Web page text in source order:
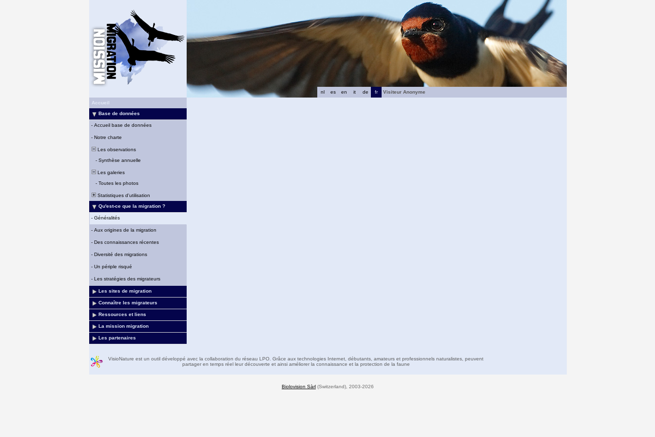
fr
de
it
en
es
nl
Visiteur Anonyme
Accueil
Base de données
- Accueil base de données
- Notre charte
Les observations
- Synthèse annuelle
Les galeries
- Toutes les photos
Statistiques d'utilisation
Qu'est-ce que la migration ?
- Généralités
- Aux origines de la migration
- Des connaissances récentes
- Diversité des migrations
- Un périple risqué
- Les stratégies des migrateurs
Les sites de migration
Connaître les migrateurs
Ressources et liens
La mission migration
Les partenaires
VisioNature est un outil développé avec la collaboration du réseau LPO. Grâce aux technologies Internet, débutants, amateurs et professionnels naturalistes, peuvent
partager en temps réel leur découverte et ainsi améliorer la connaissance et la protection de la faune
Biolovision Sàrl (Switzerland), 2003-2026